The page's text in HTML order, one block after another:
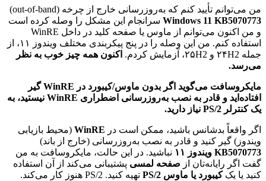
من می‌توانم تأیید کنم که به‌روزرسانی خارج از چرخه (out-of-band)
Windows 11 KB5070773 سرانجام این مشکل را وصله کرده است
و من اکنون می‌توانم از ماوس یا صفحه کلید در داخل WinRE
استفاده کنم. من این وصله را در پنج پیکربندی مختلف ویندوز ۱۱، از
جمله ۲۴H2 و ۲۵H2، آزمایش کردم.
اکنون همه چیز خوب به نظر
می‌رسد.
مایکروسافت می‌گوید اگر بدون ماوس/کیبورد در WinRE گیر
افتاده‌اید و قادر به نصب به‌روزرسانی اضطراری WinRE نیستید، به
یک کنترلر PS/2 نیاز دارید.
اگر واقعاً بدشانس باشید، ممکن است در WinRE (محیط بازیابی
ویندوز) گیر کنید و قادر به نصب به‌روزرسانی (خارج از باند)
KB5070773 ویندوز ۱۱
نباشید. در این حالت، مایکروسافت به من
گفت اگر رایانه‌تان از صفحه لمسی پشتیبانی می‌کند از آن استفاده
کنید یا یککیبورد یا ماوس PS/2 تهیه کنید. PS/2 هنوز کار می‌کند.